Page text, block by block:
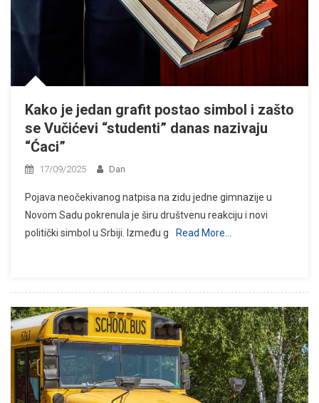
Kako je jedan grafit postao simbol i zašto
se Vučićevi “studenti” danas nazivaju
“Ćaci”
17/09/2025 Dan
Pojava neočekivanog natpisa na zidu jedne gimnazije u
Novom Sadu pokrenula je širu društvenu reakciju i novi
politički simbol u Srbiji. Između g
Read More…